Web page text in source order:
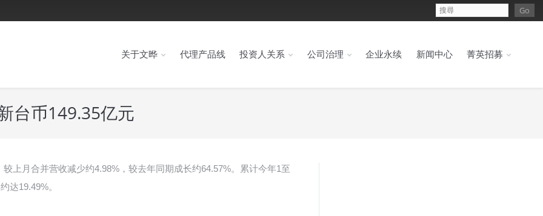
关于文晔 代理产品线 投资人关系 公司治理 企业永续 新闻中心 菁英招募
台币149.35亿元
上月合并营收减少约4.98%，较去年同期成长约64.57%。累计今年1至
达19.49%。